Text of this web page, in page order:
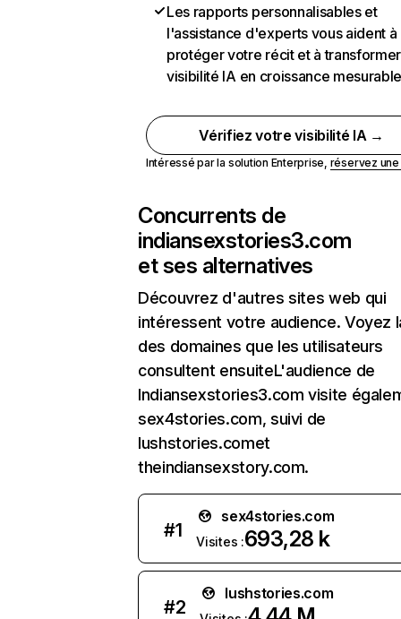
Les rapports personnalisables et
l'assistance d'experts vous aident à
protéger votre récit et à
visibilité IA en croissance
Vérifiez votre visibilité IA →
Intéressé par la solution Enterprise, réservez
Concurrents de
indiansexstories3.com
et ses alternatives
Découvrez d'autres sites web qui
intéressent votre audience. Voyez
des domaines que les utilisateurs
consultent ensuiteL'audience de
Indiansexstories3.com visite
sex4stories.com, suivi de
lushstories.comet
theindiansexstory.com.
#1
sex4stories.com
Visites :693,28 k
#2
lushstories.com